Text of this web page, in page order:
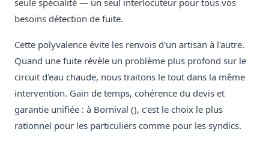
seule spécialité — un seul interlocuteur pour tous vos
besoins détection de fuite.
Cette polyvalence évite les renvois d'un artisan à l'autre.
Quand une fuite révèle un problème plus profond sur le
circuit d'eau chaude, nous traitons le tout dans la même
intervention. Gain de temps, cohérence du devis et
garantie unifiée : à Bornival (), c'est le choix le plus
rationnel pour les particuliers comme pour les syndics.